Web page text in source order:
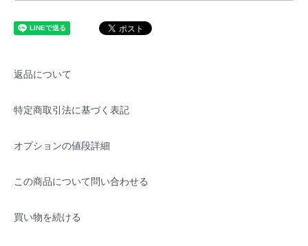
返品について
特定商取引法に基づく表記
オプションの値段詳細
この商品について問い合わせる
買い物を続ける